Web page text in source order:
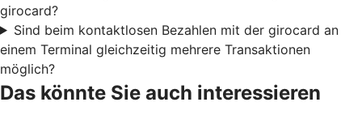
girocard?
Sind beim kontaktlosen Bezahlen mit der girocard an
einem Terminal gleichzeitig mehrere Transaktionen
möglich?
Das könnte Sie auch interessieren